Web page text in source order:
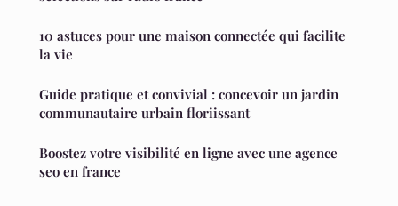
10 astuces pour une maison connectée qui facilite
la vie
Guide pratique et convivial : concevoir un jardin
communautaire urbain floriissant
Boostez votre visibilité en ligne avec une agence
seo en france